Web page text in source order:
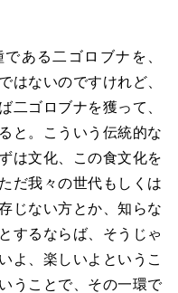
ある二ゴロブナを、
はないのですけれど、
二ゴロブナを獲って、
と。こういう伝統的な
は文化、この食文化を
だ我々の世代もしくは
じない方とか、知らな
するならば、そうじゃ
よ、楽しいよというこ
うことで、その一環で